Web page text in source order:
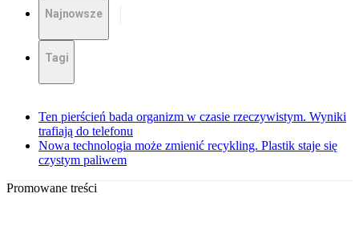
Najnowsze
Tagi
Ten pierścień bada organizm w czasie rzeczywistym. Wyniki
trafiają do telefonu
Nowa technologia może zmienić recykling. Plastik staje się
czystym paliwem
Promowane treści